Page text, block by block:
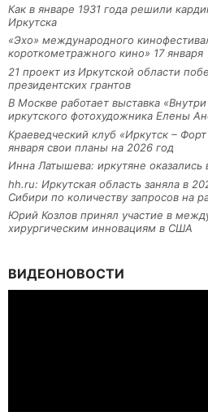
Как в январе 1931 года решили
Иркутска
«Эхо» международного
короткометражного кино» 17 января
21 проект из Иркутской области
президентских грантов
В Москве работает выставка «Внутри
иркутского фотохудожника Елены
Краеведческий клуб «Иркутск –
января свои планы на 2026 год
Инна Латышева: иркутяне оказались
hh.ru: Иркутская область заняла в
Сибири по количеству запросов на
Юрий Козлов принял участие в
хирургическим инновациям в США
ВИДЕОНОВОСТИ